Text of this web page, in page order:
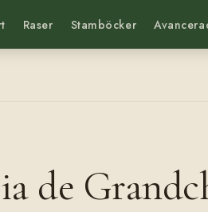
Raser Stamböcker
de